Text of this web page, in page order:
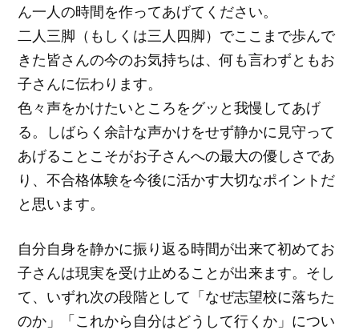
ん一人の時間を作ってあげてください。
二人三脚（もしくは三人四脚）でここまで歩んで
きた皆さんの今のお気持ちは、何も言わずともお
子さんに伝わります。
色々声をかけたいところをグッと我慢してあげ
る。しばらく余計な声かけをせず静かに見守って
あげることこそがお子さんへの最大の優しさであ
り、不合格体験を今後に活かす大切なポイントだ
と思います。
自分自身を静かに振り返る時間が出来て初めてお
子さんは現実を受け止めることが出来ます。そし
て、いずれ次の段階として「なぜ志望校に落ちた
のか」「これから自分はどうして行くか」につい